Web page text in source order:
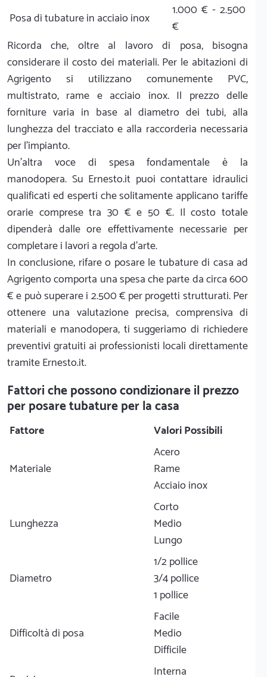
Posa di tubature in acciaio inox
1.000 € - 2.500
€
Ricorda che, oltre al lavoro di posa, bisogna
considerare il costo dei materiali. Per le abitazioni di
Agrigento si utilizzano comunemente PVC,
multistrato, rame e acciaio inox. Il prezzo delle
forniture varia in base al diametro dei tubi, alla
lunghezza del tracciato e alla raccorderia necessaria
per l'impianto.
Un'altra voce di spesa fondamentale è la
manodopera. Su Ernesto.it puoi contattare idraulici
qualificati ed esperti che solitamente applicano tariffe
orarie comprese tra 30 € e 50 €. Il costo totale
dipenderà dalle ore effettivamente necessarie per
completare i lavori a regola d'arte.
In conclusione, rifare o posare le tubature di casa ad
Agrigento comporta una spesa che parte da circa 600
€ e può superare i 2.500 € per progetti strutturati. Per
ottenere una valutazione precisa, comprensiva di
materiali e manodopera, ti suggeriamo di richiedere
preventivi gratuiti ai professionisti locali direttamente
tramite Ernesto.it.
Fattori che possono condizionare il prezzo
per posare tubature per la casa
Fattore Valori Possibili
Materiale
Acero
Rame
Acciaio inox
Lunghezza
Corto
Medio
Lungo
Diametro
1/2 pollice
3/4 pollice
1 pollice
Difficoltà di posa
Facile
Medio
Difficile
Interna